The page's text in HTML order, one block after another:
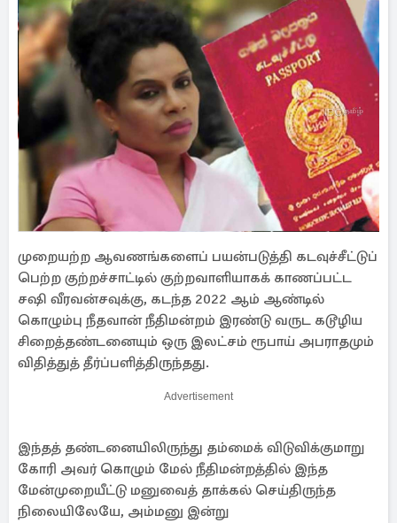
முறையற்ற ஆவணங்களைப் பயன்படுத்தி கடவுச்சீட்டுப்
பெற்ற குற்றச்சாட்டில் குற்றவாளியாகக் காணப்பட்ட
சஷி வீரவன்சவுக்கு, கடந்த 2022 ஆம் ஆண்டில்
கொழும்பு நீதவான் நீதிமன்றம் இரண்டு வருட கடூழிய
சிறைத்தண்டனையும் ஒரு இலட்சம் ரூபாய் அபராதமும்
விதித்துத் தீர்ப்பளித்திருந்தது.
Advertisement
இந்தத் தண்டனையிலிருந்து தம்மைக் விடுவிக்குமாறு
கோரி அவர் கொழும் மேல் நீதிமன்றத்தில் இந்த
மேன்முறையீட்டு மனுவைத் தாக்கல் செய்திருந்த
நிலையிலேயே, அம்மனு இன்று